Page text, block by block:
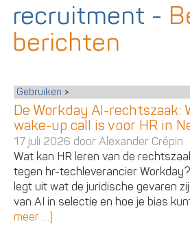
recruitment -
berichten
Gebruiken
De Workday AI-rechtszaak:
wake-up call is voor HR in
17 juli 2026 doorAlexander Crépin
Wat kan HR leren van de
tegen hr-techleverancier
legt uit wat de juridische gevaren
van AI in selectie en hoe je bias
meer …]